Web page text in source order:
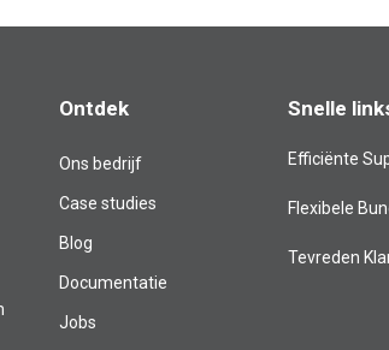
Ontdek
Ons bedrijf
Case studies
Blog​
Documentatie
Jobs
Snelle
Efficiënte
Flexibele
Tevreden